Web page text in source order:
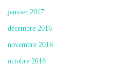
janvier 2017
décembre 2016
novembre 2016
octobre 2016